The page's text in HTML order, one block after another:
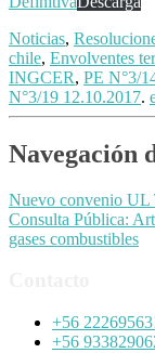
Noticias,
chile, Envolventes
INGCER, PE N°3/
N°3/19 12.10.2017.
Navegación
Nuevo convenio UL
Consulta Pública:
gases combustibles
+56
+56